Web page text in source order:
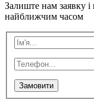
Залиште нам заявку
найближчим часом
Замовити